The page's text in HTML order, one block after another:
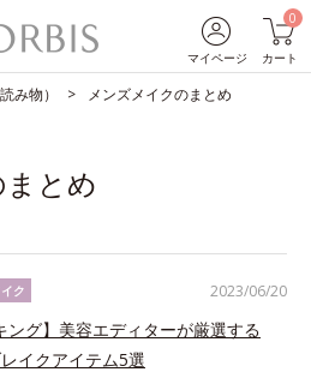
マイページ
0
カート
み物） メンズメイクのまとめ
とめ
2023/06/20
ク
ング】美容エディターが厳選する
イクアイテム5選